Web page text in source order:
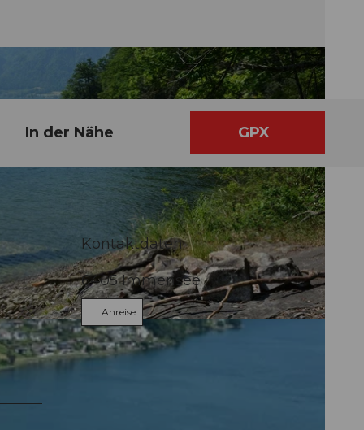
In der Nähe GPX
Kontaktdaten
6405Immensee
Anreise